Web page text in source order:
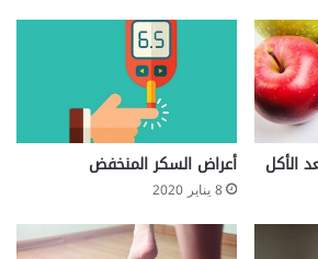
الأكل أعراض السكر المنخفض
8 يناير 2020